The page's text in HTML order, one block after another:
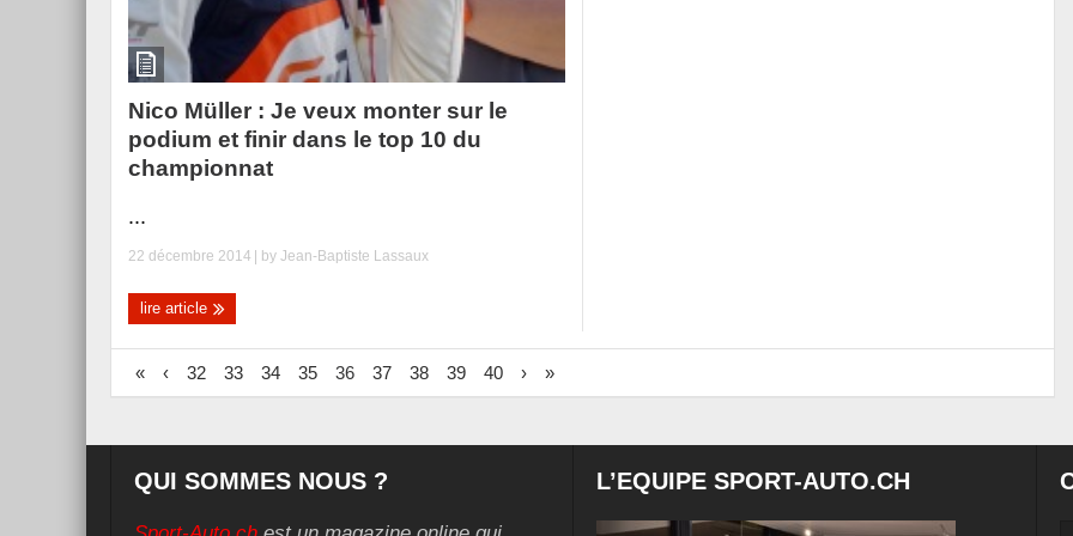
Nico Müller : Je veux monter sur le
podium et finir dans le top 10 du
championnat
...
22 décembre 2014 | by Jean-Baptiste Lassaux
lire article
« ‹ 32 33 34 35 36 37 38 39 40 › »
QUI SOMMES NOUS ? L’EQUIPE SPORT-AUTO.CH